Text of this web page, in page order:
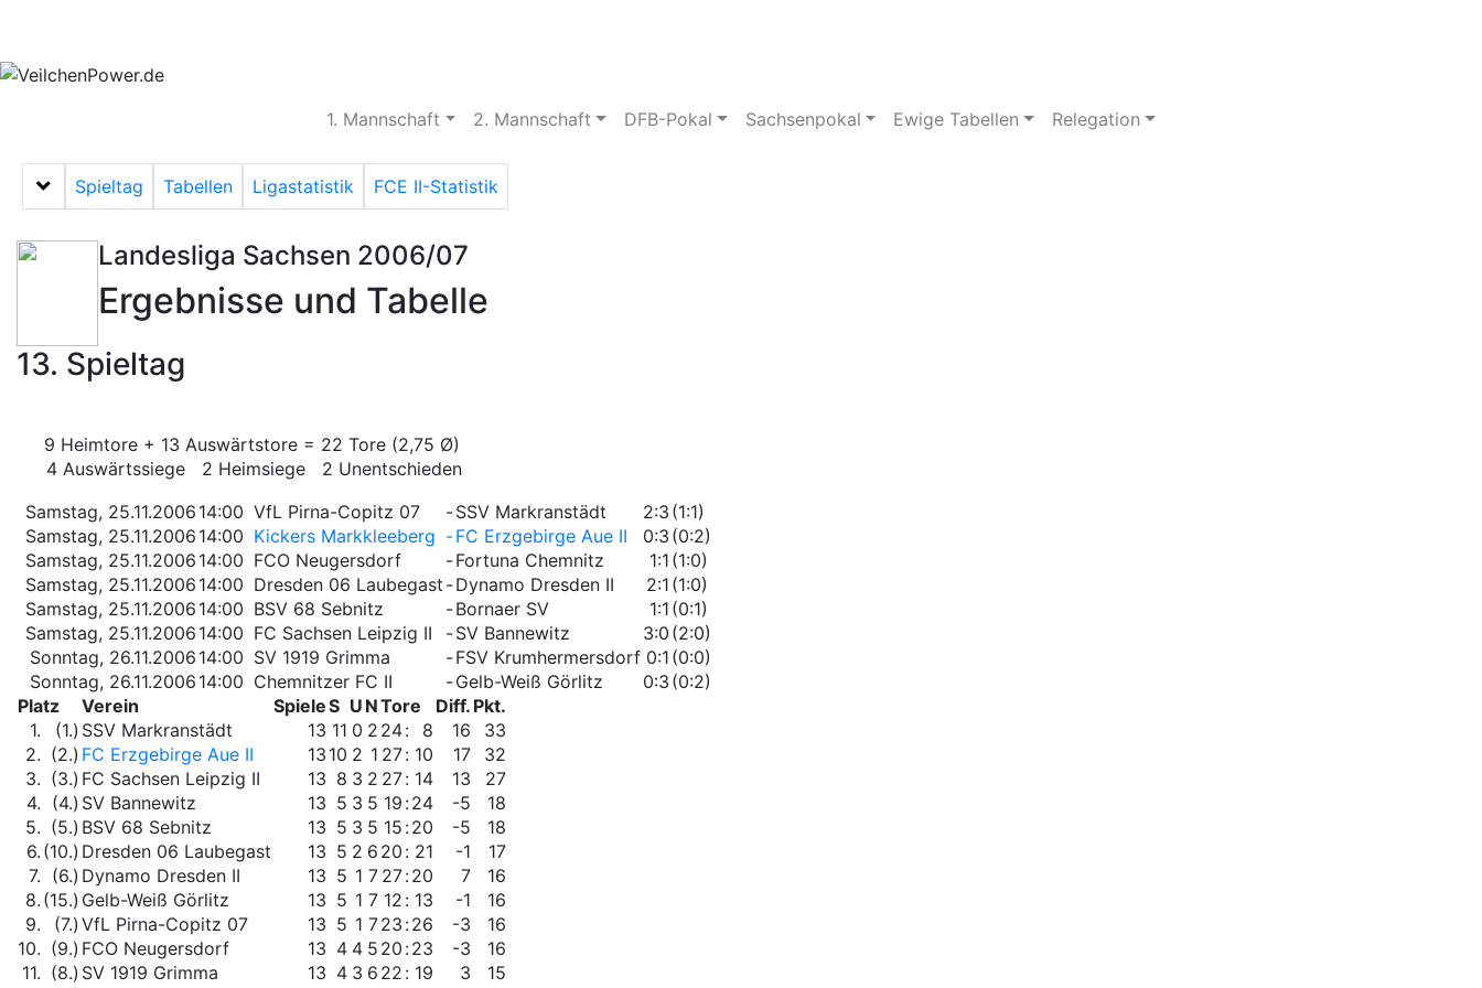
1. Mannschaft 2. Mannschaft DFB-Pokal Sachsenpokal Ewige Tabellen Relegation
Menü auf-/zuklappen
Spieltag Tabellen Ligastatistik FCE II-Statistik
Landesliga Sachsen 2006/07
Ergebnisse und Tabelle
13. Spieltag
9 Heimtore + 13 Auswärtstore = 22 Tore (2,75 Ø)
4 Auswärtssiege 2 Heimsiege 2 Unentschieden
Samstag, 25.11.2006 14:00 VfL Pirna-Copitz 07 -SSV Markranstädt 2:3 (1:1)
Samstag, 25.11.2006 14:00 Kickers Markkleeberg -FC Erzgebirge Aue II 0:3 (0:2)
Samstag, 25.11.2006 14:00 FCO Neugersdorf -Fortuna Chemnitz 1:1 (1:0)
Samstag, 25.11.2006 14:00 Dresden 06 Laubegast -Dynamo Dresden II 2:1 (1:0)
Samstag, 25.11.2006 14:00 BSV 68 Sebnitz -Bornaer SV 1:1 (0:1)
Samstag, 25.11.2006 14:00 FC Sachsen Leipzig II -SV Bannewitz 3:0 (2:0)
Sonntag, 26.11.2006 14:00 SV 1919 Grimma -FSV Krumhermersdorf 0:1 (0:0)
Sonntag, 26.11.2006 14:00 Chemnitzer FC II -Gelb-Weiß Görlitz 0:3 (0:2)
Platz
Verein SpieleS U NTore Diff. Pkt.
1.
(1.) SSV Markranstädt 13 11 0 2 24: 8 16
33
2. (2.) FC Erzgebirge Aue II 13 10 2 1 27: 10 17
32
3. (3.) FC Sachsen Leipzig II 13 8 3 2 27: 14 13
27
4. (4.) SV Bannewitz 13 5 3 5 19 :24 -5
18
5. (5.) BSV 68 Sebnitz 13 5 3 5 15 :20 -5
18
6. (10.) Dresden 06 Laubegast 13 5 2 6 20 : 21 -1
17
7. (6.) Dynamo Dresden II 13 5 1 7 27:20 7
16
8. (15.) Gelb-Weiß Görlitz 13 5 1 7 12 : 13 -1
16
9.
(7.) VfL Pirna-Copitz 07 13 5 1 723 :26 -3
16
10. (9.) FCO Neugersdorf 13 4 4 5 20 :23 -3
16
11. (8.) SV 1919 Grimma 13 4 3 6 22 : 19 3
15